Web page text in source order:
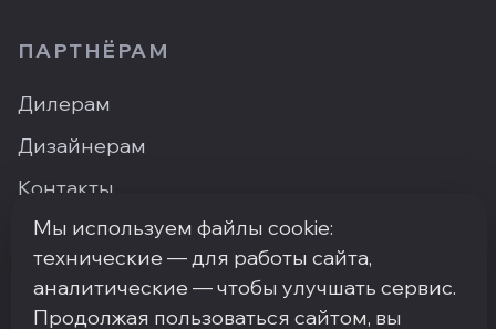
ПАРТНЁРАМ
Дилерам
Дизайнерам
Контакты
Где купить
Мы используем файлы cookie:
технические — для работы сайта,
аналитические — чтобы улучшать сервис.
Продолжая пользоваться сайтом, вы